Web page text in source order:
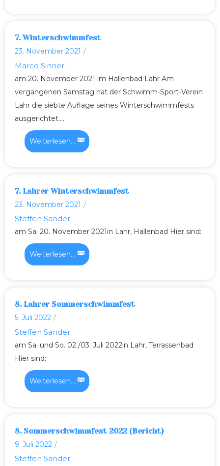
7. Winterschwimmfest
23. November 2021 /
Marco Sinner
am 20. November 2021 im Hallenbad Lahr Am
vergangenen Samstag hat der Schwimm-Sport-Verein
Lahr die siebte Auflage seines Winterschwimmfests
ausgerichtet....
Weiterlesen...
7. Lahrer Winterschwimmfest
23. November 2021 /
Steffen Sander
am Sa. 20. November 2021in Lahr, Hallenbad Hier sind:
Weiterlesen...
8. Lahrer Sommerschwimmfest
5. Juli 2022 /
Steffen Sander
am Sa. und So. 02./03. Juli 2022in Lahr, Terrassenbad
Hier sind:
Weiterlesen...
8. Sommerschwimmfest 2022 (Bericht)
9. Juli 2022 /
Steffen Sander